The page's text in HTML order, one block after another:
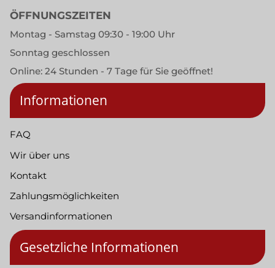
ÖFFNUNGSZEITEN
Montag - Samstag 09:30 - 19:00 Uhr
Sonntag geschlossen
Online: 24 Stunden - 7 Tage für Sie geöffnet!
Informationen
FAQ
Wir über uns
Kontakt
Zahlungsmöglichkeiten
Versandinformationen
Gesetzliche Informationen